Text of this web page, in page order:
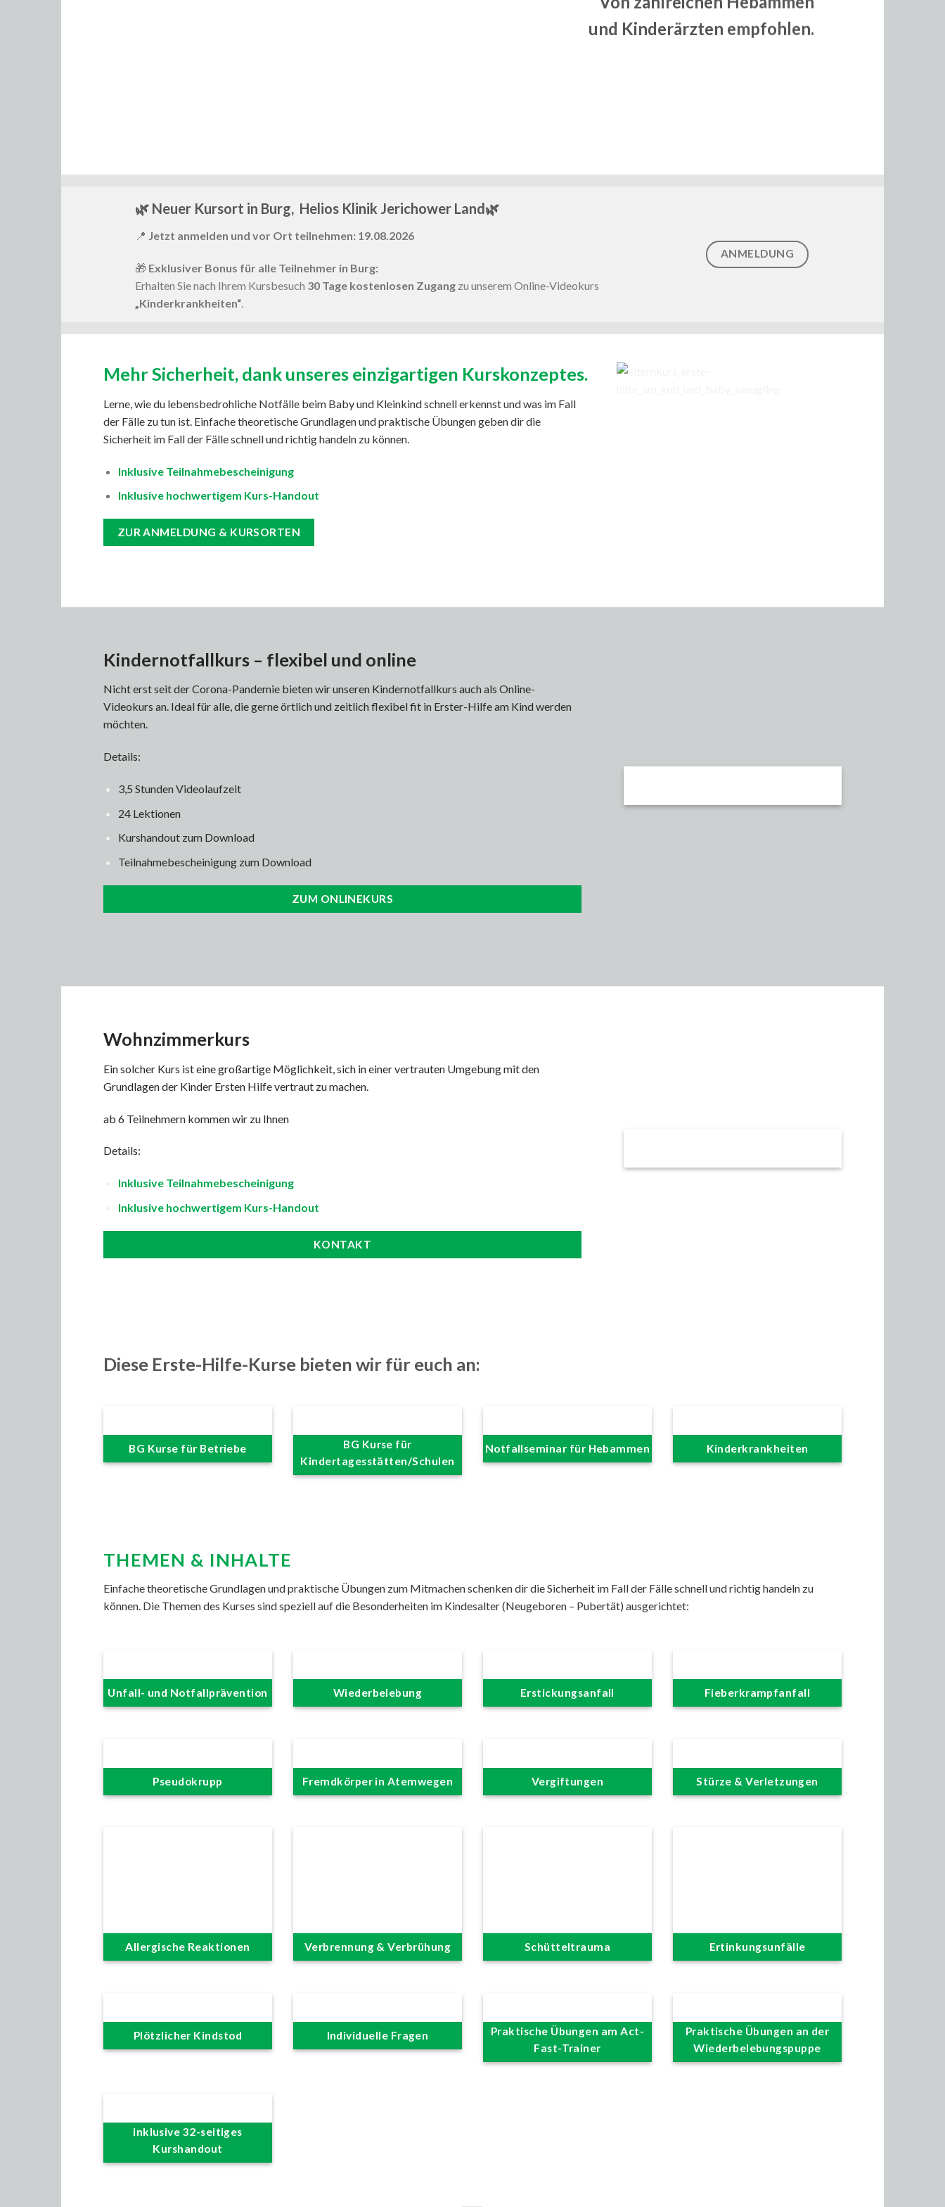
und Kinderärzten empfohlen.
🌿 Neuer Kursort in Burg, Helios Klinik Jerichower Land🌿
📍 Jetzt anmelden und vor Ort teilnehmen: 19.08.2026
🎁 Exklusiver Bonus für alle Teilnehmer in Burg:
Erhalten Sie nach Ihrem Kursbesuch 30 Tage kostenlosen Zugang zu unserem Online-Videokurs
„Kinderkrankheiten“.
ANMELDUNG
Mehr Sicherheit, dank unseres einzigartigen Kurskonzeptes.
Lerne, wie du lebensbedrohliche Notfälle beim Baby und Kleinkind schnell erkennst und was im Fall
der Fälle zu tun ist. Einfache theoretische Grundlagen und praktische Übungen geben dir die
Sicherheit im Fall der Fälle schnell und richtig handeln zu können.
Inklusive Teilnahmebescheinigung
Inklusive hochwertigem Kurs-Handout
ZUR ANMELDUNG & KURSORTEN
Kindernotfallkurs – flexibel und online
Nicht erst seit der Corona-Pandemie bieten wir unseren Kindernotfallkurs auch als Online-
Videokurs an. Ideal für alle, die gerne örtlich und zeitlich flexibel fit in Erster-Hilfe am Kind werden
möchten.
Details:
3,5 Stunden Videolaufzeit
24 Lektionen
Kurshandout zum Download
Teilnahmebescheinigung zum Download
ZUM ONLINEKURS
Wohnzimmerkurs
Ein solcher Kurs ist eine großartige Möglichkeit, sich in einer vertrauten Umgebung mit den
Grundlagen der Kinder Ersten Hilfe vertraut zu machen.
ab 6 Teilnehmern kommen wir zu Ihnen
Details:
Inklusive Teilnahmebescheinigung
Inklusive hochwertigem Kurs-Handout
KONTAKT
Diese Erste-Hilfe-Kurse bieten wir für euch an:
BG Kurse für Betriebe
BG Kurse für
Kindertagesstätten/Schulen
Notfallseminar für Hebammen Kinderkrankheiten
THEMEN & INHALTE
Einfache theoretische Grundlagen und praktische Übungen zum Mitmachen schenken dir die Sicherheit im Fall der Fälle schnell und richtig handeln zu
können. Die Themen des Kurses sind speziell auf die Besonderheiten im Kindesalter (Neugeboren – Pubertät) ausgerichtet:
Unfall- und Notfallprävention Wiederbelebung Erstickungsanfall Fieberkrampfanfall
Pseudokrupp Fremdkörper in Atemwegen Vergiftungen Stürze & Verletzungen
Allergische Reaktionen Verbrennung & Verbrühung Schütteltrauma Ertinkungsunfälle
Plötzlicher Kindstod Individuelle Fragen
Praktische Übungen am Act-
Fast-Trainer
Praktische Übungen an der
Wiederbelebungspuppe
inklusive 32-seitiges
Kurshandout